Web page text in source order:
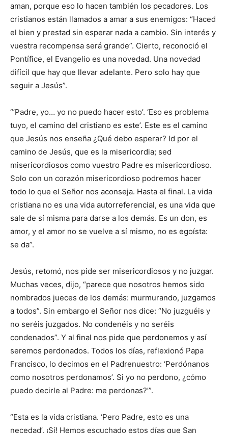
aman, porque eso lo hacen también los pecadores. Los
cristianos están llamados a amar a sus enemigos: “Haced
el bien y prestad sin esperar nada a cambio. Sin interés y
vuestra recompensa será grande”. Cierto, reconoció el
Pontífice, el Evangelio es una novedad. Una novedad
difícil que hay que llevar adelante. Pero solo hay que
seguir a Jesús”.
“’Padre, yo… yo no puedo hacer esto’. ‘Eso es problema
tuyo, el camino del cristiano es este’. Este es el camino
que Jesús nos enseña ¿Qué debo esperar? Id por el
camino de Jesús, que es la misericordia; sed
misericordiosos como vuestro Padre es misericordioso.
Solo con un corazón misericordioso podremos hacer
todo lo que el Señor nos aconseja. Hasta el final. La vida
cristiana no es una vida autorreferencial, es una vida que
sale de sí misma para darse a los demás. Es un don, es
amor, y el amor no se vuelve a sí mismo, no es egoísta:
se da”.
Jesús, retomó, nos pide ser misericordiosos y no juzgar.
Muchas veces, dijo, “parece que nosotros hemos sido
nombrados jueces de los demás: murmurando, juzgamos
a todos”. Sin embargo el Señor nos dice: “No juzguéis y
no seréis juzgados. No condenéis y no seréis
condenados”. Y al final nos pide que perdonemos y así
seremos perdonados. Todos los días, reflexionó Papa
Francisco, lo decimos en el Padrenuestro: ‘Perdónanos
como nosotros perdonamos’. Si yo no perdono, ¿cómo
puedo decirle al Padre: me perdonas?’”.
“Esta es la vida cristiana. ‘Pero Padre, esto es una
necedad’, ¡Sí! Hemos escuchado estos días que San